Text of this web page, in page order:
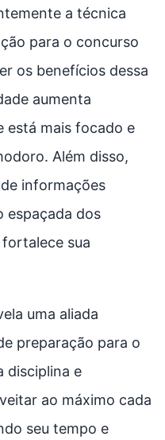
a técnica
para o concurso
os benefícios dessa
aumenta
está mais focado e
Além disso,
informações
espaçada dos
sua
uma aliada
preparação para o
disciplina e
ao máximo cada
seu tempo e